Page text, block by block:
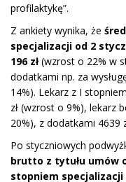
profilaktykę”.
Z ankiety wynika, że
specjalizacji od 2
196 zł(wzrost o 22% w
dodatkami np. za
14%). Lekarz z I
zł (wzrost o 9%), lekarz
20%), z dodatkami 4639
Po styczniowych
brutto z tytułu umów
stopniem specjalizacji